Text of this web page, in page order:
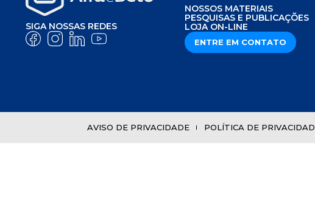
SIGA NOSSAS REDES
NOSSOS MATERIAIS
PESQUISAS E PUBLICAÇÕES
LOJA ON-LINE
ENTRE EM CONTATO
AVISO DE PRIVACIDADE POLÍTICA DE